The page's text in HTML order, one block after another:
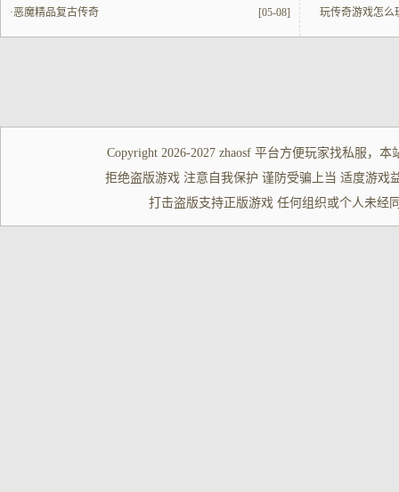
[05-08]
·恶魔精品复古传奇 玩传奇游戏怎么
Copyright 2026-2027 zhaosf平台方便玩家找私服 ，本
拒绝盗版游戏 注意自我保护 谨防受骗上当 适度游戏
打击盗版支持正版游戏 任何组织或个人未经